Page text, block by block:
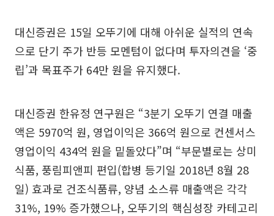
대신증권은 15일 오뚜기에 대해 아쉬운 실적의 연속
으로 단기 주가 반등 모멘텀이 없다며 투자의견을 ‘중
립’과 목표주가 64만 원을 유지했다.
대신증권 한유정 연구원은 “3분기 오뚜기 연결 매출
액은 5970억 원, 영업이익은 366억 원으로 컨센서스
영업이익 434억 원을 밑돌았다”며 “부문별로는 상미
식품, 풍림피앤피 편입(합병 등기일 2018년 8월 28
일) 효과로 건조식품류, 양념 소스류 매출액은 각각
31%, 19% 증가했으나, 오뚜기의 핵심성장 카테고리